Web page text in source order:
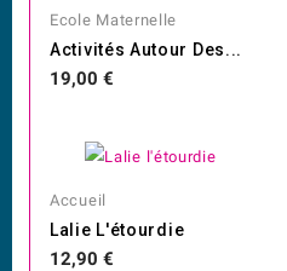
Ecole Maternelle
Activités Autour Des...
Prix
19,00 €
Accueil
Lalie L'étourdie
Prix
12,90 €